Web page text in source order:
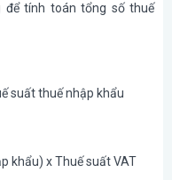
tính toán tổng số thuế
suất thuế nhập khẩu
khẩu) x Thuế suất VAT